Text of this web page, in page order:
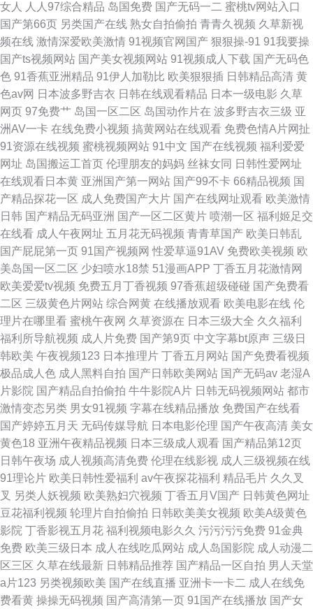
线vip免费观看 国内精品视频免费观看 豆花社区福利 91豆花打开 中文字幕一
区日韩高清 四虎影院无码 欧美成综合网网站 九九有精品 丁香婷婷综合激 亚
洲无码先锋 人妻久久精品成人 国语在线看免 99视频有精品视 新电影天堂 免
费电影 欧美日韩高清观看 国产日本精品一区二区 91在线免费播放 五月天综
合网缴 国产伦精品一区二区三 99视频偷窥在线 特黄特色三级在线观看 亚洲
欧洲国产综合
女人
人人97综合精品 岛国免费 国产无码一二 蜜桃tv网站入口
国产第66页 另类国产在线 熟女自拍偷拍 青青久视频 久草新视
频在线 激情深爱欧美激情 91视频官网国产 狠狠操-91 91我要操
国产ts视频网站 国产美女视频网站 91视频成人下载 国产无码色
色 91香蕉亚洲精品 91伊人加勒比 欧美狠狠插 日韩精品高清 黄
色av网 日本波多野吉衣 日韩在线观看精品 日本一级电影 久草
网页 97免费艹 岛国一区二区 岛国动作片在 波多野吉衣三级 亚
洲AV一卡 在线免费小视频 搞黄网站在线观看 免费色情A片网扯
91资源在线视频 蜜桃视频网站 91中文 国产在线视频 福利爱爱
网址 岛国搬运工首页 伦理朋友的妈妈 丝袜女同 日韩性爱网址
在线观看日本黄 亚洲国产第一网站 国产99不卡 66精品视频 国
产精品探花一区 成人免费国产大片 国产在线网址观看 欧美激情
日韩 国产精品无码亚洲 国产一区二区黄片 喷潮一区 福利姬足交
在线看 成人午夜网址 五月花无码视频 青青草国产 欧美日韩乱
国产屁屁第一页 91国产视频网 性爱草逼91AV 免费欧美视频 欧
美岛国一区二区 少妇喷水18禁 51漫画APP 丁香五月花激情网
欧美爱爱tv视频 免费五月丁香视频 97香蕉超级碰碰 国产免费看
二区 三级黄色片网站 综合网黄 在线播放观看 欧美电影在线 伦
理片在哪里看 蜜桃午夜网 久草资源在 日本三级大全 久久福利
福利所导航视频 成人片免费 国产第9页 中文字幕bt原声 三级日
韩欧美 午夜视频123 日本推理片 丁香五月网站 国产免费看视频
极品成人色 成人黑料自拍 国产日韩欧美网站 国产无码av 老湿A
片影院 国产精品自拍偷拍 牛牛影院A片 日韩无码视频网站 都市
激情变态另类 男女91视频 字幕在线精品播放 免费国产在线看
国产婷婷五月天 无码传媒导航 日本电影伦理 国产午夜高清 美女
黄色18 亚洲午夜精品视频 日本三级成人观看 国产精品第12页
日韩午夜场 成人视频高清免费 伦理在线影视 成人三级视频在线
91理论片 欧美日韩性爱福利 av午夜探花福利 精品毛片 久久叉
叉 另类人妖视频 欧美熟妇穴视频 丁香五月V国产 日韩黄色网址
豆花福利视频 轮理片自拍偷拍 日韩欧美美女视频 欧美A级黄色
影院 丁香影视五月花 福利视频电影久久 污污污污免费 91金典
免费 欧美三级日本 成人在线吃瓜网站 成人岛国影院 成人动漫二
区三区 久草在线最新 日韩精品推荐 国产精品一区自拍 男人天堂
a片123 另类视频欧美 国产在线直播 亚洲卡一卡二 成人在线免
费看黄 操操无码视频 国产高清第一页 91国产在线播放 国产女